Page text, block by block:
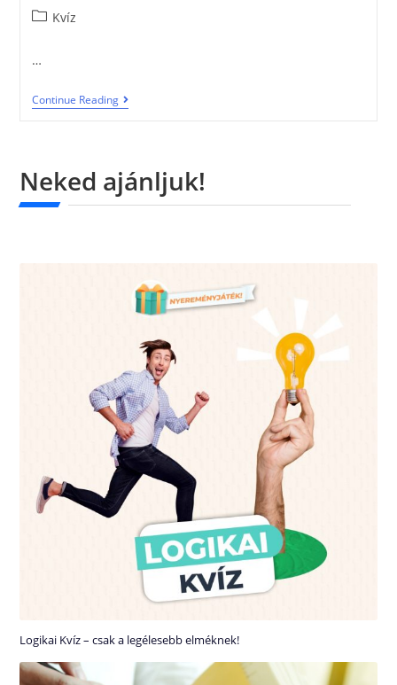
Kvíz
…
Continue Reading
Neked ajánljuk!
Logikai Kvíz – csak a legélesebb elméknek!